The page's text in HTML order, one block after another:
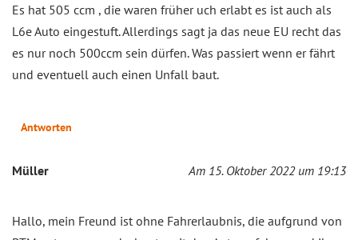
Es hat 505 ccm , die waren früher uch erlabt es ist auch als
L6e Auto eingestuft. Allerdings sagt ja das neue EU recht das
es nur noch 500ccm sein dürfen. Was passiert wenn er fährt
und eventuell auch einen Unfall baut.
Antworten
Müller Am 15. Oktober 2022 um 19:13
Hallo, mein Freund ist ohne Fahrerlaubnis, die aufgrund von